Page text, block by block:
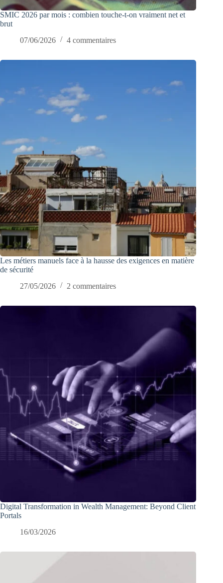
SMIC 2026 par mois : combien touche-t-on vraiment net et
brut
07/06/2026
4 commentaires
Les métiers manuels face à la hausse des exigences en matière
de sécurité
27/05/2026
2 commentaires
Digital Transformation in Wealth Management: Beyond Client
Portals
16/03/2026